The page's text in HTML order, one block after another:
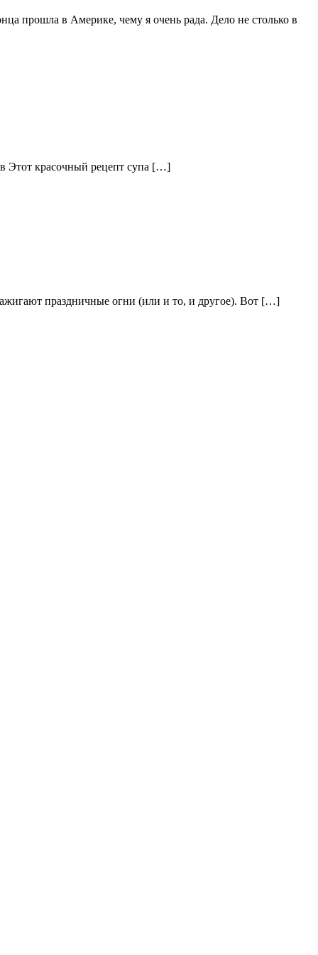
прошла в Америке, чему я очень рада. Дело не столько в
Этот красочный рецепт супа […]
праздничные огни (или и то, и другое). Вот […]